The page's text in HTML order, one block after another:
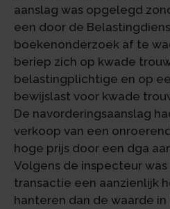
aanslag was opgelegd
een door de
boekenonderzoek af te
beriep zich op kwade
belastingplichtige en op
bewijslast voor kwade
De navorderingsaanslag
verkoop van een
hoge prijs door een dga
Volgens de inspecteur
transactie een aanzienlijk
hanteren dan de waarde